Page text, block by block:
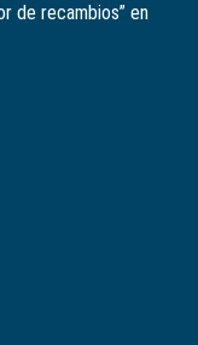
de recambios” en